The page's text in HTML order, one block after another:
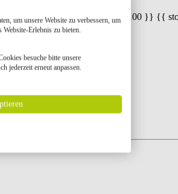
* 100) / 100 }} {{
}}
um unsere Website zu verbessern, um
Erlebnis zu bieten.
besuche bitte unsere
jederzeit erneut anpassen.